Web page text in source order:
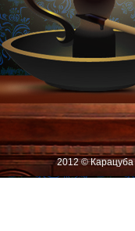
2012 ©